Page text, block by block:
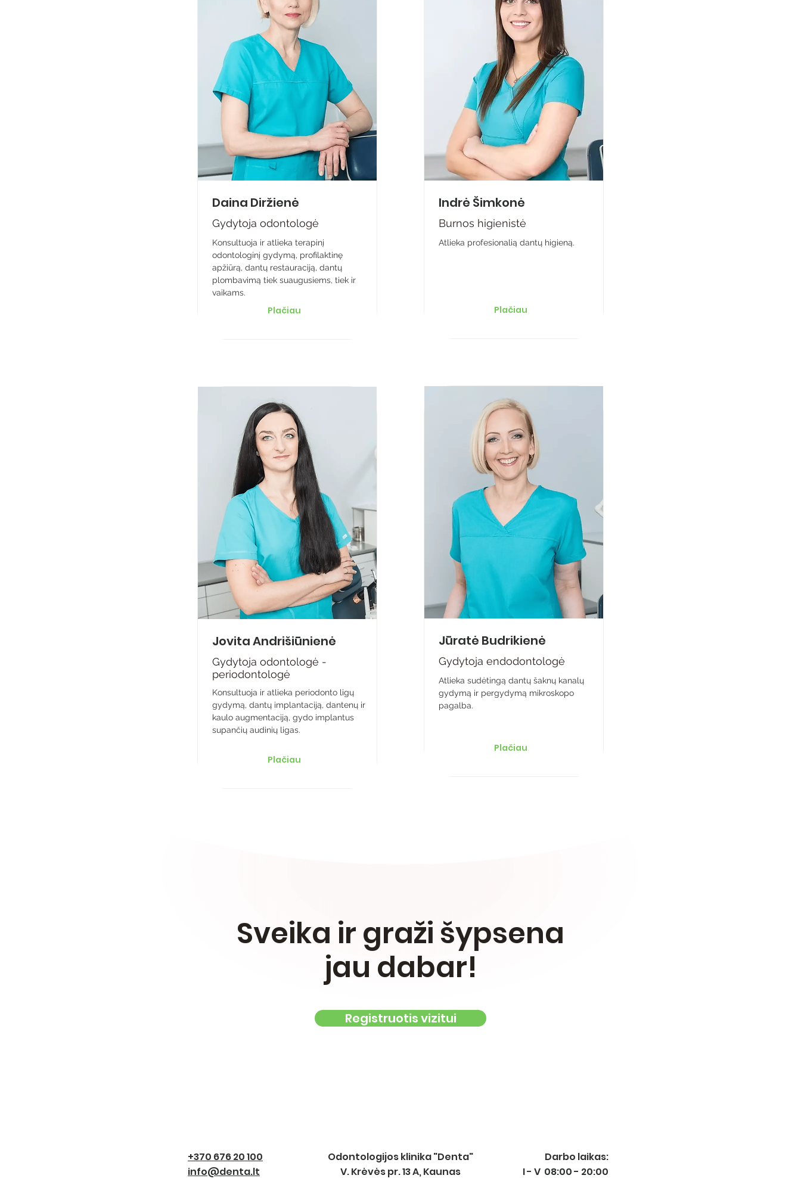
Daina Diržienė
Gydytoja odontologė
Konsultuoja ir atlieka terapinį
odontologinį gydymą, profilaktinę
apžiūrą, dantų restauraciją, dantų
plombavimą tiek suaugusiems, tiek ir
vaikams.
Plačiau
Jovita Andrišiūnienė
Gydytoja odontologė -
periodontologė
Konsultuoja ir atlieka periodonto ligų
gydymą, dantų implantaciją, dantenų ir
kaulo augmentaciją, gydo implantus
supančių audinių ligas.
Plačiau
Indrė Šimkonė
Burnos higienistė
Atlieka profesionalią dantų higieną.
Plačiau
Jūratė Budrikienė
Gydytoja endodontologė
Atlieka sudėtingą dantų šaknų kanalų
gydymą ir pergydymą mikroskopo
pagalba.
Plačiau
Sveika ir graži šypsena
jau dabar!
Registruotis vizitui
+370 676 20 100
info@denta.lt
Odontologijos klinika "Denta"
V. Krėvės pr. 13 A, Kaunas
Darbo laikas:
I - V 08:00 - 20:00